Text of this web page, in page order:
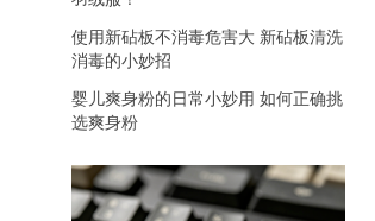
使用新砧板不消毒危害大 新砧板清洗
消毒的小妙招
婴儿爽身粉的日常小妙用 如何正确挑
选爽身粉